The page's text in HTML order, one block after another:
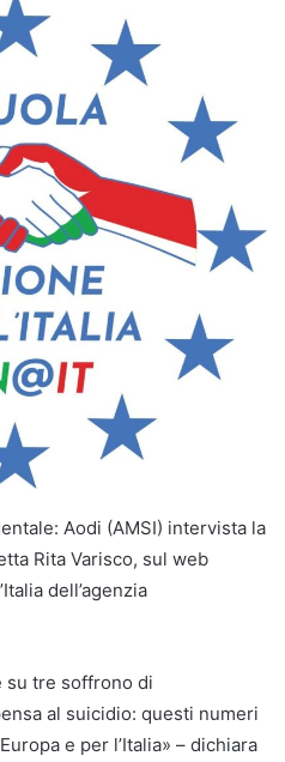
Aodi (AMSI) intervista la
Rita Varisco, sul web
dell’agenzia
su tre soffrono di
al suicidio: questi numeri
e per l’Italia» – dichiara